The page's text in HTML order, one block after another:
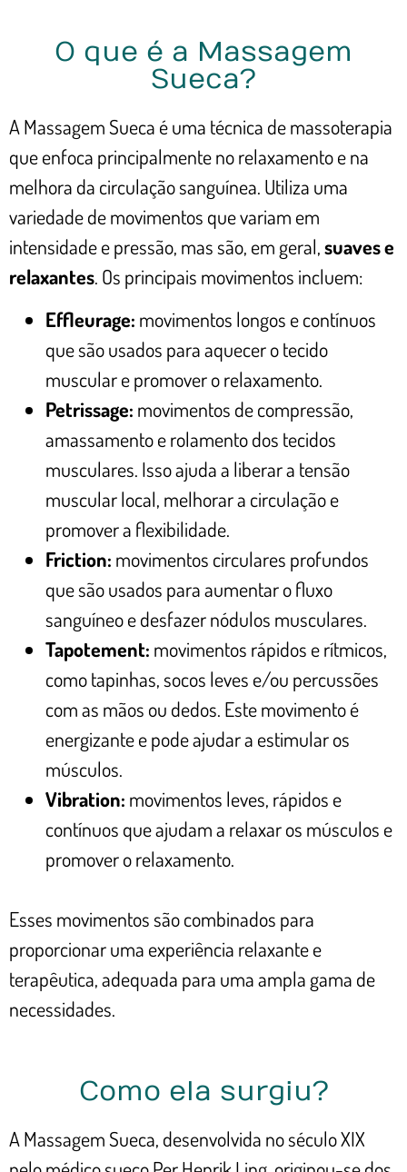
O que é a Massagem
Sueca?
A Massagem Sueca é uma técnica de massoterapia
que enfoca principalmente no relaxamento e na
melhora da circulação sanguínea. Utiliza uma
variedade de movimentos que variam em
intensidade e pressão, mas são, em geral,suaves e
relaxantes. Os principais movimentos incluem:
Effleurage: movimentos longos e contínuos
que são usados para aquecer o tecido
muscular e promover o relaxamento.
Petrissage: movimentos de compressão,
amassamento e rolamento dos tecidos
musculares. Isso ajuda a liberar a tensão
muscular local, melhorar a circulação e
promover a flexibilidade.
Friction: movimentos circulares profundos
que são usados para aumentar o fluxo
sanguíneo e desfazer nódulos musculares.
Tapotement: movimentos rápidos e rítmicos,
como tapinhas, socos leves e/ou percussões
com as mãos ou dedos. Este movimento é
energizante e pode ajudar a estimular os
músculos.
Vibration: movimentos leves, rápidos e
contínuos que ajudam a relaxar os músculos e
promover o relaxamento.
Esses movimentos são combinados para
proporcionar uma experiência relaxante e
terapêutica, adequada para uma ampla gama de
necessidades.
Como ela surgiu?
A Massagem Sueca, desenvolvida no século XIX